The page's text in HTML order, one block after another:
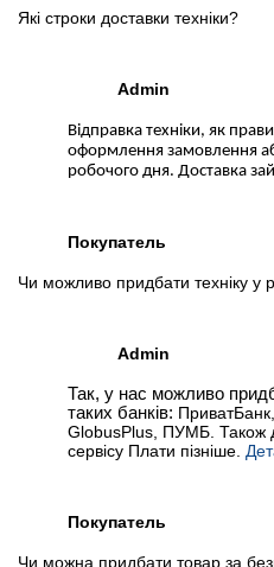
Які строки доставки техніки?
Admin
Відправка техніки, як
оформлення замовлення
робочого дня. Доставка
Покупатель
Чи можливо придбати техніку у
Admin
Так, у нас можливо
таких банків:
GlobusPlus, ПУМБ. Також
сервісу Плати пізніше.
Покупатель
Чи можна придбати товар за